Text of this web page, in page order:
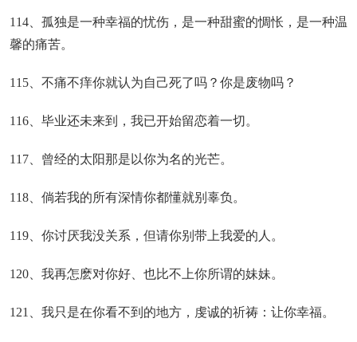
114、孤独是一种幸福的忧伤，是一种甜蜜的惆怅，是一种温
馨的痛苦。
115、不痛不痒你就认为自己死了吗？你是废物吗？
116、毕业还未来到，我已开始留恋着一切。
117、曾经的太阳那是以你为名的光芒。
118、倘若我的所有深情你都懂就别辜负。
119、你讨厌我没关系，但请你别带上我爱的人。
120、我再怎麽对你好、也比不上你所谓的妹妹。
121、我只是在你看不到的地方，虔诚的祈祷：让你幸福。